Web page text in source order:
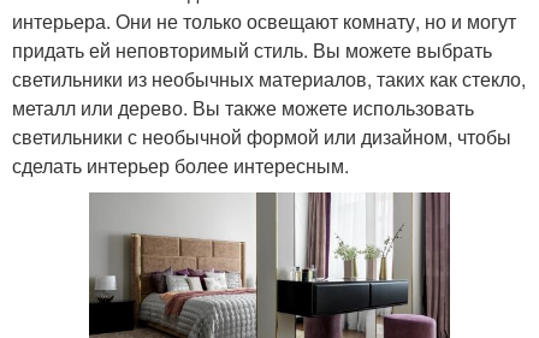
интерьера. Они не только освещают комнату, но и могут
придать ей неповторимый стиль. Вы можете выбрать
светильники из необычных материалов, таких как стекло,
металл или дерево. Вы также можете использовать
светильники с необычной формой или дизайном, чтобы
сделать интерьер более интересным.